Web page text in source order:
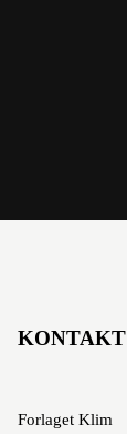
KONTAKT
Forlaget Klim